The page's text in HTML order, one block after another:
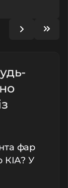
фар
КІА? У